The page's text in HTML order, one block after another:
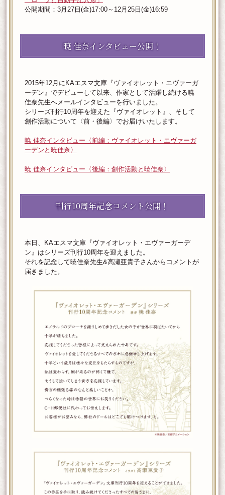
公開期間：3月27日(金)17:00～12月25日(金)16:59
暁 佳奈インタビュー公開！
2015年12月にKAエスマ文庫『ヴァイオレット・エヴァーガ
ーデン』でデビューして以来、作家として活躍し続ける暁
佳奈先生へメールインタビューを行いました。
シリーズ刊行10周年を迎えた『ヴァイオレット』、そして
創作活動について〈前・後編〉でお届けいたします。
暁 佳奈インタビュー〈前編：ヴァイオレット・エヴァーガ
ーデンと暁佳奈〉
暁 佳奈インタビュー〈後編：創作活動と暁佳奈〉
刊行10周年記念コメント公開！
本日、KAエスマ文庫『ヴァイオレット・エヴァーガーデ
ン』はシリーズ刊行10周年を迎えました。
それを記念して暁佳奈先生&高瀬亜貴子さんからコメントが
届きました。